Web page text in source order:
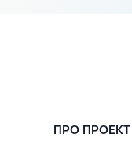
ПРО ПРОЕКТ